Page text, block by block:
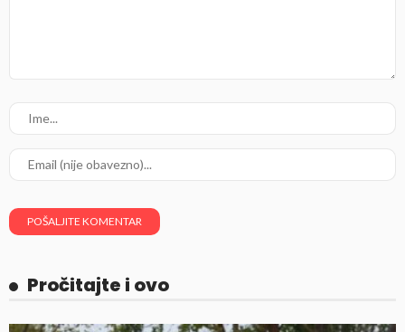
Pročitajte i ovo